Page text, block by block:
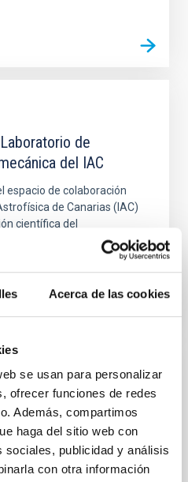
Acerca de las cookies
se usan para personalizar
ofrecer funciones de redes
Además, compartimos
haga del sitio web con
sociales, publicidad y análisis
con otra información
de
del IAC
espacio de colaboración
de Canarias (IAC)
científica del
en espacio libre
Ópticas en
el Instituto de Astrofísica de